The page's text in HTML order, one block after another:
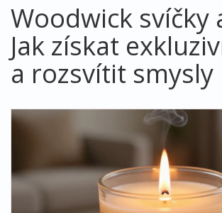
Woodwick svíčky
Jak získat
a rozsvítit smysly